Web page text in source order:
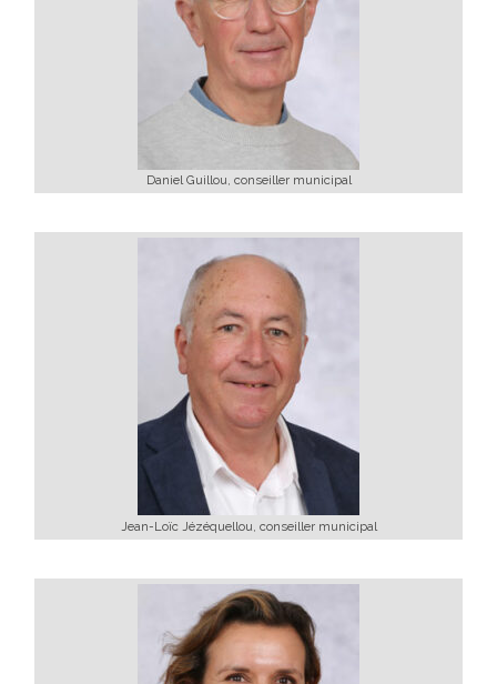
Daniel Guillou, conseiller municipal
Jean-Loïc Jézéquellou, conseiller municipal